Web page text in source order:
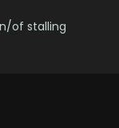
of stalling